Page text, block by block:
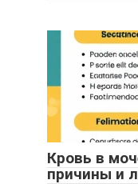
Кровь в
причины и